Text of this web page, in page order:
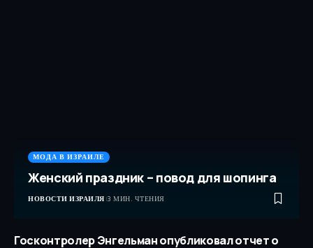
МОДА В ИЗРАИЛЕ
Женский праздник – повод для шопинга
НОВОСТИ ИЗРАИЛЯ 3 МИН. ЧТЕНИЯ
Госконтролер Энгельман опубликовал отчет о